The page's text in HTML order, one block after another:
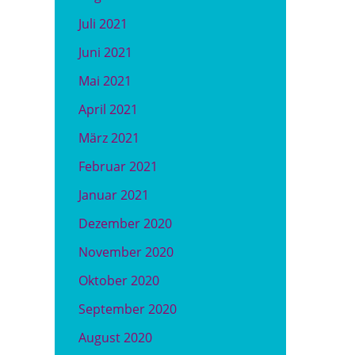
Juli 2021
Juni 2021
Mai 2021
April 2021
März 2021
Februar 2021
Januar 2021
Dezember 2020
November 2020
Oktober 2020
September 2020
August 2020